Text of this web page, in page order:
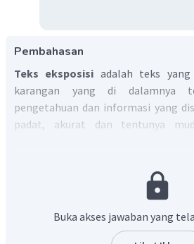
Pembahasan
Teks eksposisi adalah teks
karangan yang di dalamnya
pengetahuan dan informasi yang
padat, akurat dan tentunya
Pernyataan pendapat (tesis)
tentang salah satu permasalahan
pernyataan pendapat dan
sebagai penjelasan dari argumen
Buka akses jawaban yang